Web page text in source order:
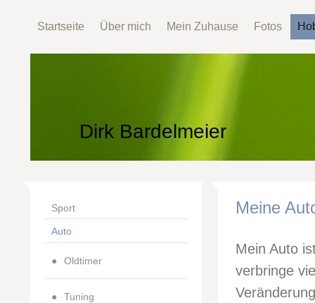
Startseite Über mich Mein Zuhause Fotos
Dirk Bardelmeier
Meine
Mein Auto
verbringe
Sport
Auto
Oldtimer
Tuning